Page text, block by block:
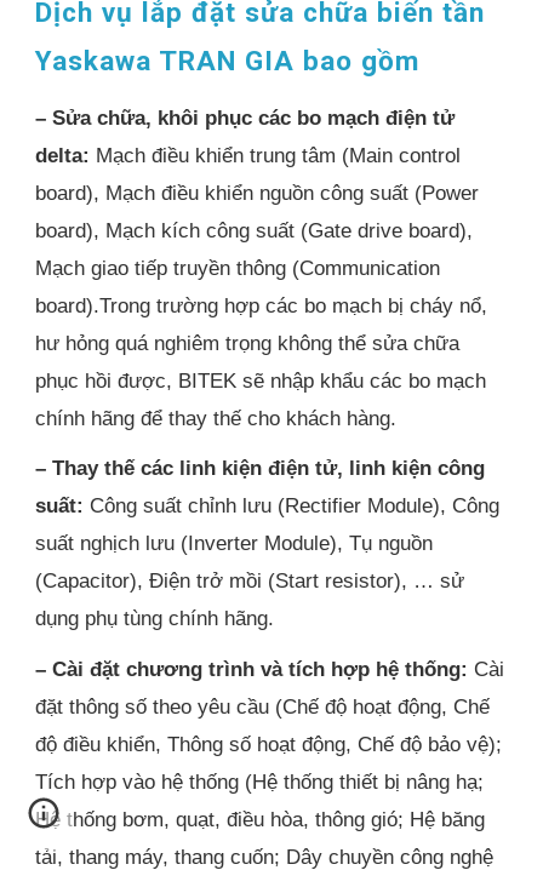
Dịch vụ lắp đặt sửa chữa biến tần
Yaskawa TRAN GIA bao gồm
– Sửa chữa, khôi phục các bo mạch điện tử
delta: Mạch điều khiển trung tâm (Main control
board), Mạch điều khiển nguồn công suất (Power
board), Mạch kích công suất (Gate drive board),
Mạch giao tiếp truyền thông (Communication
board).Trong trường hợp các bo mạch bị cháy nổ,
hư hỏng quá nghiêm trọng không thể sửa chữa
phục hồi được, BITEK sẽ nhập khẩu các bo mạch
chính hãng để thay thế cho khách hàng.
– Thay thế các linh kiện điện tử, linh kiện công
suất: Công suất chỉnh lưu (Rectifier Module), Công
suất nghịch lưu (Inverter Module), Tụ nguồn
(Capacitor), Điện trở mồi (Start resistor), … sử
dụng phụ tùng chính hãng.
– Cài đặt chương trình và tích hợp hệ thống: Cài
đặt thông số theo yêu cầu (Chế độ hoạt động, Chế
độ điều khiển, Thông số hoạt động, Chế độ bảo vệ);
Tích hợp vào hệ thống (Hệ thống thiết bị nâng hạ;
Hệ thống bơm, quạt, điều hòa, thông gió; Hệ băng
tải, thang máy, thang cuốn; Dây chuyền công nghệ